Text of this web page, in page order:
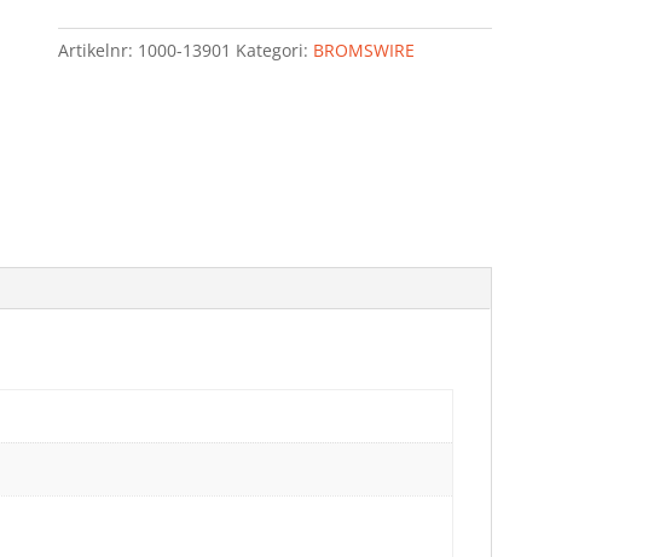
Hylsa
Artikelnr: 1000-13901 Kategori: BROMSWIRE